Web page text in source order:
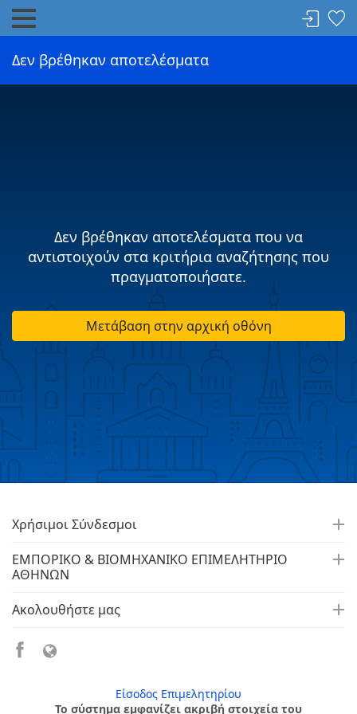
Δεν βρέθηκαν αποτελέσματα
Δεν βρέθηκαν αποτελέσματα που να
αντιστοιχούν στα κριτήρια αναζήτησης που
πραγματοποιήσατε.
Μετάβαση στην αρχική οθόνη
Χρήσιμοι Σύνδεσμοι
ΕΜΠΟΡΙΚΟ & ΒΙΟΜΗΧΑΝΙΚΟ ΕΠΙΜΕΛΗΤΗΡΙΟ
ΑΘΗΝΩΝ
Ακολουθήστε μας
Είσοδος Επιμελητηρίου
Το σύστημα εμφανίζει ακριβή στοιχεία του